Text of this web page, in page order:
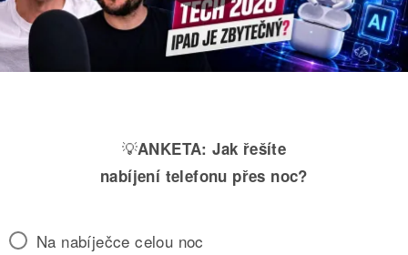
💡ANKETA: Jak řešíte
nabíjení telefonu přes noc?
Na nabíječce celou noc